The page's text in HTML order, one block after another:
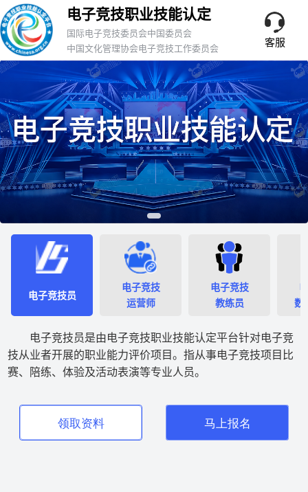
电子竞技职业技能认定
国际电子竞技委员会中国委员会
中国文化管理协会电子竞技工作委员会
客服
电子竞技员
电子竞技
运营师
电子竞技
教练员
数
电子竞技员是由电子竞技职业技能认定平台针对电子竞
技从业者开展的职业能力评价项目。指从事电子竞技项目比
赛、陪练、体验及活动表演等专业人员。
领取资料 马上报名